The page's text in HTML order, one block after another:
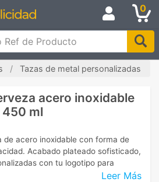
0
de Producto
Tazas de metal personalizadas
acero inoxidable
ml
Leer Más
de acero inoxidable con forma de
Acabado plateado sofisticado,
con tu logotipo para